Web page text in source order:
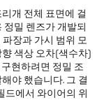
개 전체 표면에 걸
밀 렌즈가 개발되
장과 가시 범위 모
색상 오차(색수차)
현하려면 정밀 조
야 했습니다. 그 결
드에서 와이어의 위